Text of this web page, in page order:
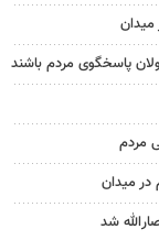
پاسخگوی مردم باشند
مردم
شد